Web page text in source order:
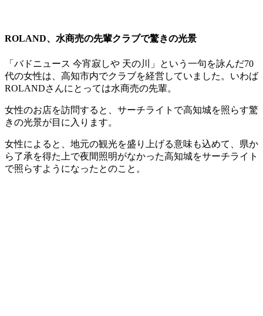
ROLAND、水商売の先輩クラブで驚きの光景
「バドニュース 今宵寂しや 天の川」という一句を詠んだ70
代の女性は、高知市内でクラブを経営していました。いわば
ROLANDさんにとっては水商売の先輩。
女性のお店を訪問すると、サーチライトで高知城を照らす驚
きの光景が目に入ります。
女性によると、地元の観光を盛り上げる意味も込めて、県か
ら了承を得た上で夜間照明がなかった高知城をサーチライト
で照らすようになったとのこと。